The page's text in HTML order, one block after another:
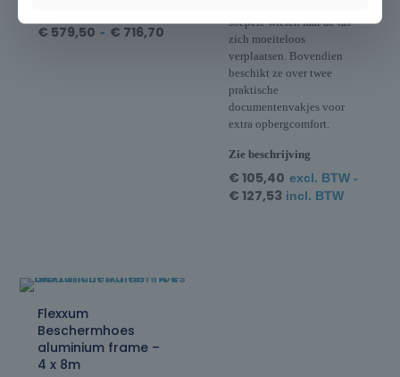
€ 579,50 - € 716,70
soepele wielen laat de tas
zich moeiteloos
verplaatsen. Bovendien
beschikt ze over twee
praktische
documentenvakjes voor
extra opbergcomfort.
Zie beschrijving
€ 105,40 excl. BTW -
€ 127,53incl. BTW
Flexxum
Beschermhoes
aluminium frame –
4 x 8m